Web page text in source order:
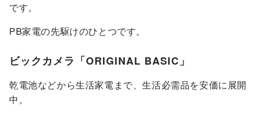
です。
PB家電の先駆けのひとつです。
ビックカメラ「ORIGINAL BASIC」
乾電池などから生活家電まで、生活必需品を安価に展開
中。